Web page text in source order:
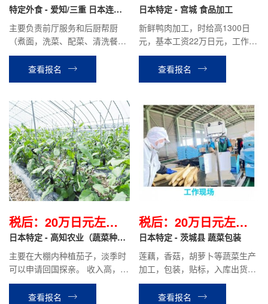
月
特定外食 - 爱知/三重 日本连锁
餐饮集团（前厅服务/后厨帮厨）
主要负责前厅服务和后厨帮厨
（煮面，洗菜、配菜、清洗餐
具）。免费提供工作餐，有奖
金，有涨薪机会。回国后可退厚
生年金。符合条件者干满2年后
可申请永住。
查看报名
日本特定 - 宫城 食品加工
新鲜鸭肉加工，时给高1300日
元，基本工资22万日元，工作轻
松，没有夜班，年龄稍大女生也
可胜任查看报名
税后：20万日元左右/
月
日本特定 - 高知农业（蔬菜种
植）
主要在大棚内种植茄子，淡季时
可以申请回国探亲。 收入高，有
25%加班费，目前在职前辈平均
到手工资约20万日元左右。
查看报名
税后：20万日元左右/
月
日本特定 - 茨城县 蔬菜包装
莲藕，香菇，胡萝卜等蔬菜生产
加工，包装，贴标，入库出货等
工作。时给1200日元，目前在职
前辈平均到手工资20万日元左右
查看报名